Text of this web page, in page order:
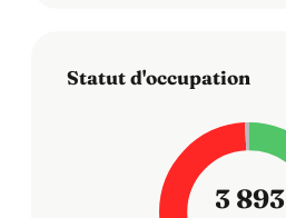
Statut d'occupation
3 893